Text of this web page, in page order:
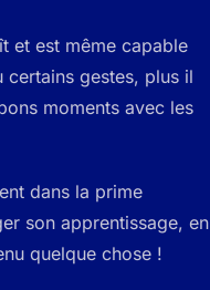
et est même capable
gestes, plus il
moments avec les
dans la prime
son apprentissage, en
quelque chose !